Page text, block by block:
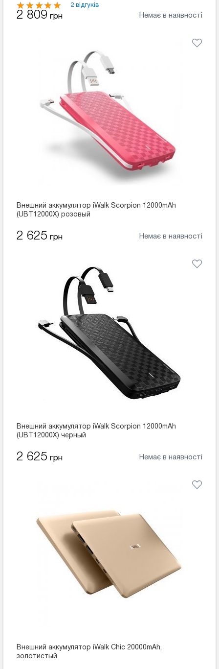
2 відгуків
2 809 грн Немає в наявності
Внешний аккумулятор iWalk Scorpion 12000mAh
(UBT12000X) розовый
2 625 грн Немає в наявності
Внешний аккумулятор iWalk Scorpion 12000mAh
(UBT12000X) черный
2 625 грн Немає в наявності
Внешний аккумулятор iWalk Chic 20000mAh,
золотистый